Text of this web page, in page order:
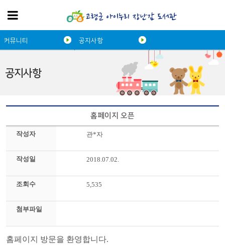
공지사항
커뮤니티 공지사항
홈페이지 오픈
작성자 관*자
작성일 2018.07.02.
조회수 5,535
첨부파일
홈페이지 방문을 환영합니다.